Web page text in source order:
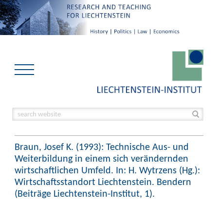
Braun, Josef K. (1993): Technische Aus- und
Weiterbildung in einem sich verändernden
wirtschaftlichen Umfeld. In: H. Wytrzens (Hg.):
Wirtschaftsstandort Liechtenstein. Bendern
(Beiträge Liechtenstein-Institut, 1).